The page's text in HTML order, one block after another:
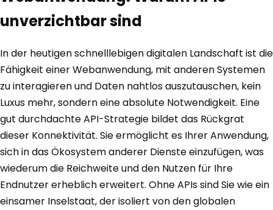
unverzichtbar sind
In der heutigen schnelllebigen digitalen Landschaft ist die
Fähigkeit einer Webanwendung, mit anderen Systemen
zu interagieren und Daten nahtlos auszutauschen, kein
Luxus mehr, sondern eine absolute Notwendigkeit. Eine
gut durchdachte API-Strategie bildet das Rückgrat
dieser Konnektivität. Sie ermöglicht es Ihrer Anwendung,
sich in das Ökosystem anderer Dienste einzufügen, was
wiederum die Reichweite und den Nutzen für Ihre
Endnutzer erheblich erweitert. Ohne APIs sind Sie wie ein
einsamer Inselstaat, der isoliert von den globalen